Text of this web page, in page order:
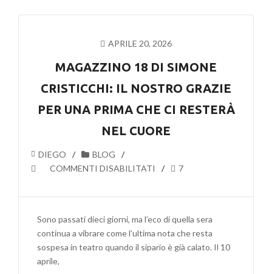
APRILE 20, 2026
MAGAZZINO 18 DI SIMONE
CRISTICCHI: IL NOSTRO GRAZIE
PER UNA PRIMA CHE CI RESTERÀ
NEL CUORE
DIEGO
BLOG
COMMENTI DISABILITATI
SU
18
SIMONE
CRISTICCHI:
IL
NOSTRO
7
Sono passati dieci giorni, ma l’eco di quella sera
continua a vibrare come l’ultima nota che resta
sospesa in teatro quando il sipario è già calato. Il 10
aprile,